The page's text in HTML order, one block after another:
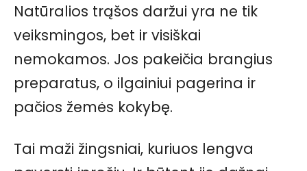
Natūralios trąšos daržui yra ne tik
veiksmingos, bet ir visiškai
nemokamos. Jos pakeičia brangius
preparatus, o ilgainiui pagerina ir
pačios žemės kokybę.
Tai maži žingsniai, kuriuos lengva